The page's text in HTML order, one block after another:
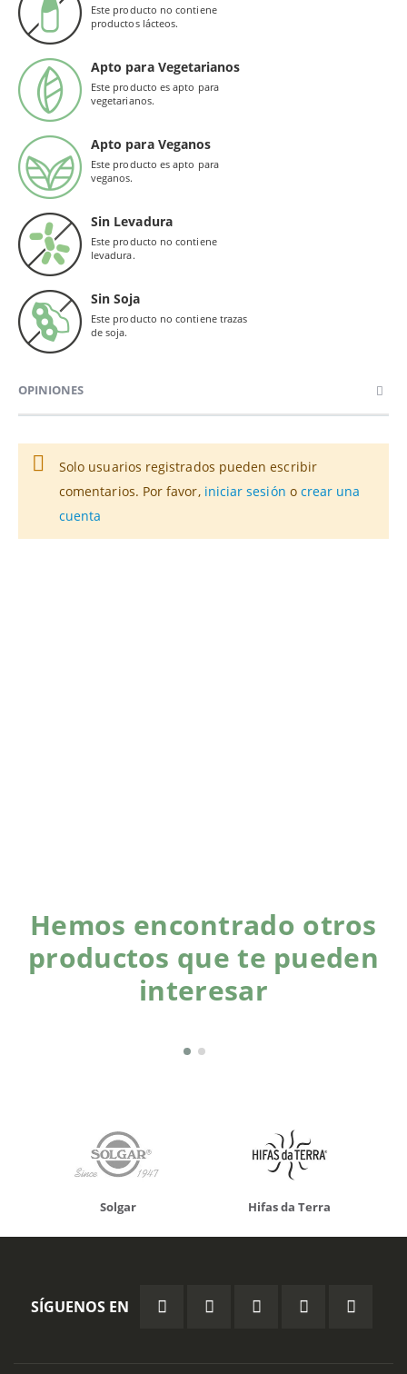
Este producto no contiene
productos lácteos.
Apto para Vegetarianos
Este producto es apto para
vegetarianos.
Apto para Veganos
Este producto es apto para
veganos.
Sin Levadura
Este producto no contiene
levadura.
Sin Soja
Este producto no contiene trazas
de soja.
OPINIONES
Solo usuarios registrados pueden escribir
comentarios. Por favor, iniciar sesión o crear una
cuenta
Hemos encontrado otros
productos que te pueden
interesar
Solgar Hifas da Terra
SÍGUENOS EN